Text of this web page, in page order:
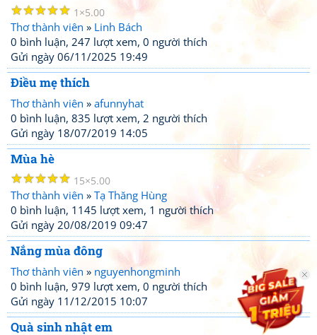
☆
☆
☆
☆
☆ 1 5.00
Thơ thành viên » Linh Bách
0 bình luận, 247 lượt xem, 0 người thích
Gửi ngày 06/11/2025 19:49
Điều mẹ thích
Thơ thành viên » afunnyhat
0 bình luận, 835 lượt xem, 2 người thích
Gửi ngày 18/07/2019 14:05
Mùa hè
☆
☆
☆
☆
☆ 15 5.00
Thơ thành viên » Tạ Thăng Hùng
0 bình luận, 1145 lượt xem, 1 người thích
Gửi ngày 20/08/2019 09:47
Nắng mùa đông
Thơ thành viên » nguyenhongminh
0 bình luận, 979 lượt xem, 0 người thích
Gửi ngày 11/12/2015 10:07
Quà sinh nhật em